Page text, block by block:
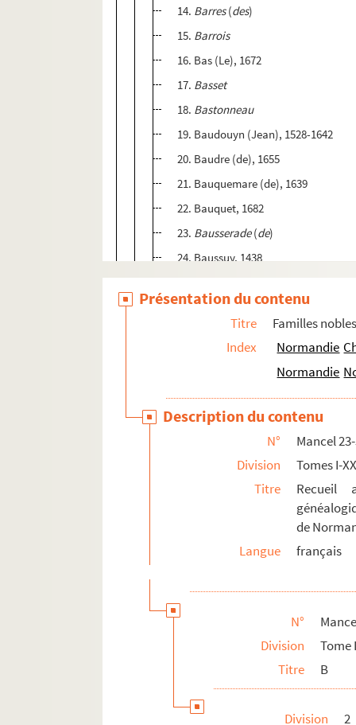
14. Barres(des)
15. Barrois
16. Bas (Le), 1672
17. Basset
18. Bastonneau
19. Baudouyn (Jean), 1528-1642
20. Baudre (de), 1655
21. Bauquemare (de), 1639
22. Bauquet, 1682
23. Bausserade(de)
24. Baussuy, 1438
25. Baute (de)
26.Bazan
27. Basannier (Nicolas le), 1562
31. Beauchamps, 1420-1582
Beaumesnil(de)
38. Beaumaistre, 1607
39. Beaurepaire (de), 1591
40. Beauval (de), 1361
41. Beauvoisien (de), 1504-XVIIe
42. Beauvois (de), 1614-1671
Présentation du contenu
Titre
Familles
Index
Normandie
Normandie
Description du contenu
N°
Mancel
Division
Tomes I-
Titre
Recueil
de
Langue
français
N°
Division
Tome
Titre
B
Division
2